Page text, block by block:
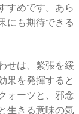
すめです。あら
にも期待できる
せは、緊張を緩
果を発揮すると
ォーツと、邪念
生きる意味の気